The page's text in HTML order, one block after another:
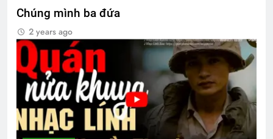
Chúng mình ba đứa
2 years ago